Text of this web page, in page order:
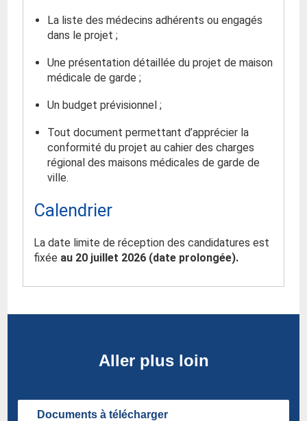
La liste des médecins adhérents ou engagés
dans le projet ;
Une présentation détaillée du projet de maison
médicale de garde ;
Un budget prévisionnel ;
Tout document permettant d’apprécier la
conformité du projet au cahier des charges
régional des maisons médicales de garde de
ville.
Calendrier
La date limite de réception des candidatures est
fixée au 20 juillet 2026 (date prolongée).
Aller plus loin
Documents à télécharger